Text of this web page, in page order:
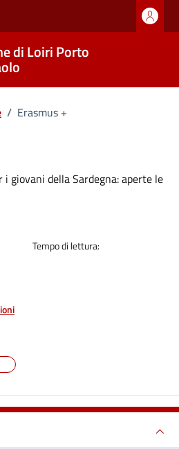
di Loiri Porto
/ Erasmus +
notizia
giovani della Sardegna: aperte le
Tempo di lettura: